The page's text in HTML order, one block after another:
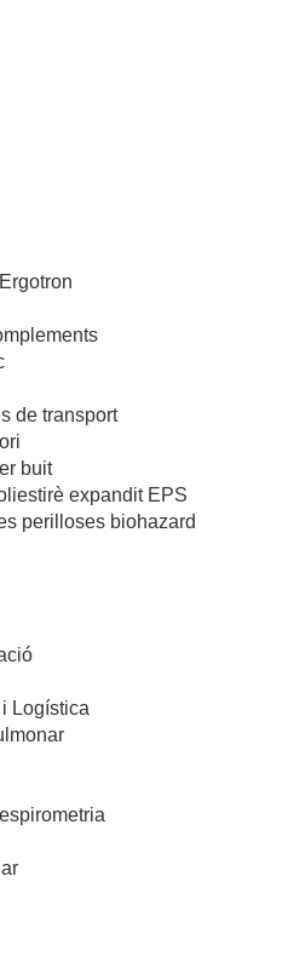
de transport
buit
expandit EPS
perilloses biohazard
Logística